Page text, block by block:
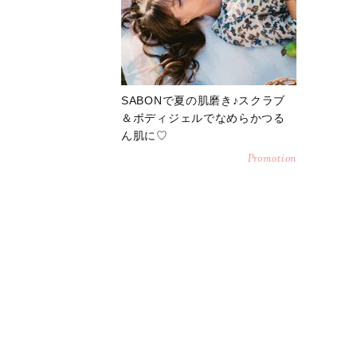
SABONで夏の肌磨き♪スクラブ
＆ボディジェルでなめらかつる
ん肌に♡
Promotion